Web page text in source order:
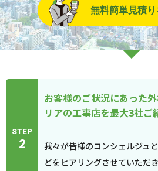
無料簡単見積
STEP
2
お客様のご状況にあった
リアの工事店を最大3社ご
我々が皆様のコンシェルジュ
どをヒアリングさせていただ